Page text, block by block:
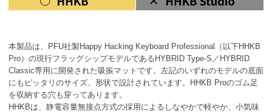
本製品は、PFU社製Happy Hacking Keyboard Professional（以下HHKB
Pro）の現行フラッグシップモデルであるHYBRID Type-S／HYBRID
Classic専用に開発された吸振マットです。左記のいずれのモデルの底面
にもピッタリのサイズ、形状で設計されています。HHKB Proのゴム足
を収納する穴も穿ってあります。
HHKBは、静電容量無接点方式の採用によるしなやかで軽やか、小気味